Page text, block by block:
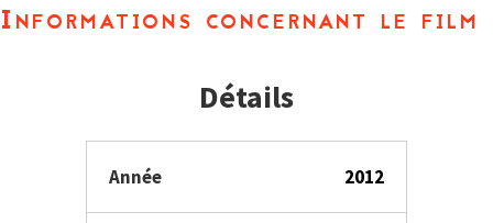
Informations concernant le film
Détails
Année 2012